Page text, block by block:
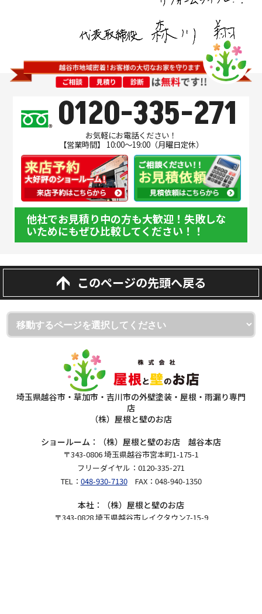
0120-335-271
お気軽にお電話ください！
【営業時間】 10:00～19:00（月曜日定休）
他社でお見積り中の方も大歓迎！失敗しな
いためにもぜひ比較してください！！
このページの先頭へ戻る
埼玉県越谷市・草加市・吉川市の外壁塗装・屋根・雨漏り専門
店
（株）屋根と壁のお店
ショールーム：（株）屋根と壁のお店 越谷本店
〒343-0806 埼玉県越谷市宮本町1-175-1
フリーダイヤル：0120-335-271
TEL： 048-930-7130FAX：048-940-1350
本社：（株）屋根と壁のお店
〒343-0828 埼玉県越谷市レイクタウン7-15-9